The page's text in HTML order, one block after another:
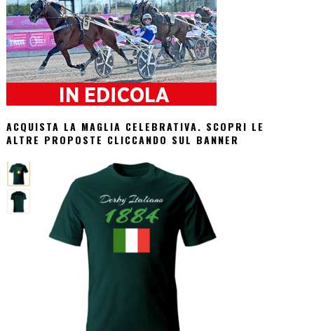
ACQUISTA LA MAGLIA CELEBRATIVA. SCOPRI LE
ALTRE PROPOSTE CLICCANDO SUL BANNER